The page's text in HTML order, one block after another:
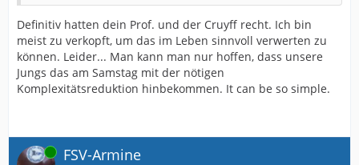
Definitiv hatten dein Prof. und der Cruyff recht. Ich bin
meist zu verkopft, um das im Leben sinnvoll verwerten zu
können. Leider... Man kann man nur hoffen, dass unsere
Jungs das am Samstag mit der nötigen
Komplexitätsreduktion hinbekommen. It can be so simple.
Online FSV-Armine